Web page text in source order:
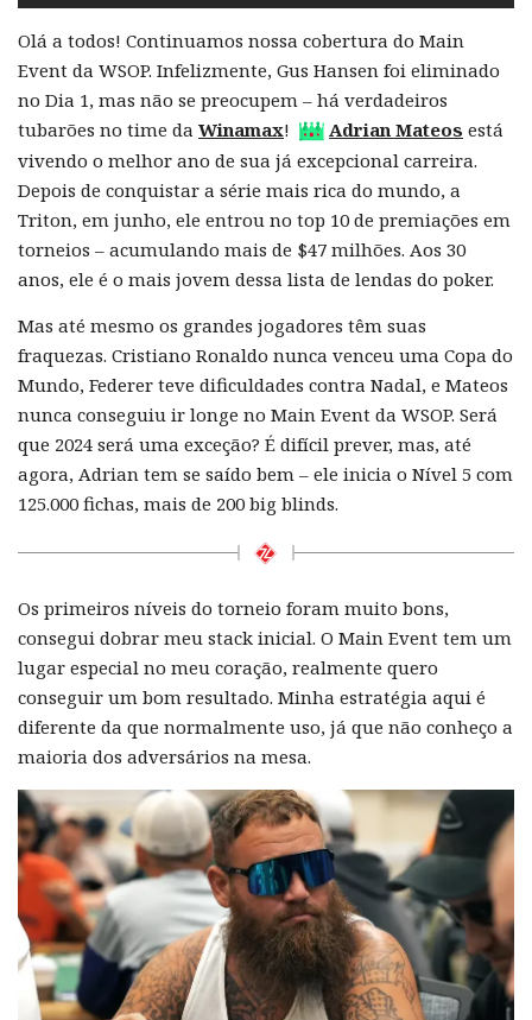
Olá a todos! Continuamos nossa cobertura do Main
Event da WSOP. Infelizmente, Gus Hansen foi eliminado
no Dia 1, mas não se preocupem – há verdadeiros
tubarões no time da Winamax! Adrian Mateos está
vivendo o melhor ano de sua já excepcional carreira.
Depois de conquistar a série mais rica do mundo, a
Triton, em junho, ele entrou no top 10 de premiações em
torneios – acumulando mais de $47 milhões. Aos 30
anos, ele é o mais jovem dessa lista de lendas do poker.
Mas até mesmo os grandes jogadores têm suas
fraquezas. Cristiano Ronaldo nunca venceu uma Copa do
Mundo, Federer teve dificuldades contra Nadal, e Mateos
nunca conseguiu ir longe no Main Event da WSOP. Será
que 2024 será uma exceção? É difícil prever, mas, até
agora, Adrian tem se saído bem – ele inicia o Nível 5 com
125.000 fichas, mais de 200 big blinds.
Os primeiros níveis do torneio foram muito bons,
consegui dobrar meu stack inicial. O Main Event tem um
lugar especial no meu coração, realmente quero
conseguir um bom resultado. Minha estratégia aqui é
diferente da que normalmente uso, já que não conheço a
maioria dos adversários na mesa.